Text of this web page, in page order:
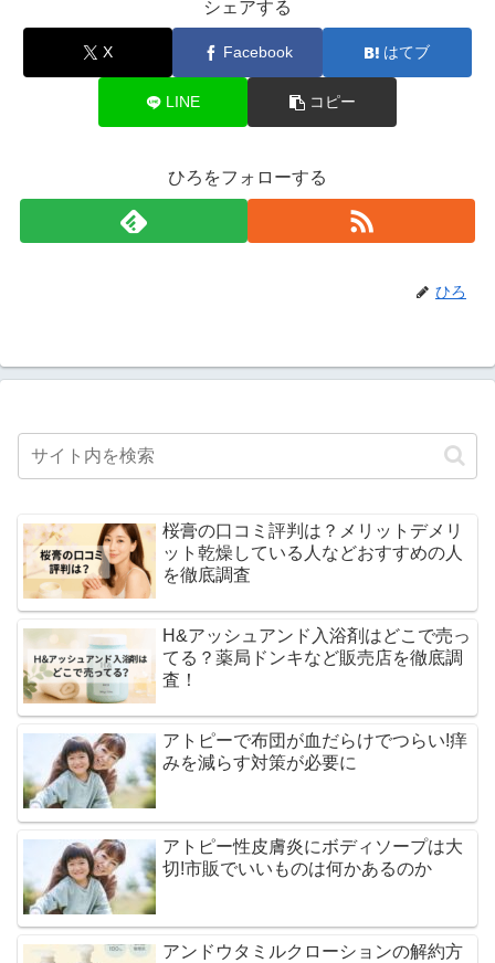
シェアする
X Facebook はてブ
LINE コピー
ひろをフォローする
ひろ
桜膏の口コミ評判は？メリットデメリ
ット乾燥している人などおすすめの人
を徹底調査
H&アッシュアンド入浴剤はどこで売っ
てる？薬局ドンキなど販売店を徹底調
査！
アトピーで布団が血だらけでつらい!痒
みを減らす対策が必要に
アトピー性皮膚炎にボディソープは大
切!市販でいいものは何かあるのか
アンドウタミルクローションの解約方